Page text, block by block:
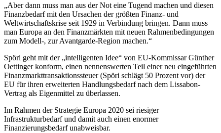
„Aber dann muss man aus der Not eine Tugend machen und diesen
Finanzbedarf mit den Ursachen der größten Finanz- und
Weltwirtschaftskrise seit 1929 in Verbindung bringen. Dann muss
man Europa an den Finanzmärkten mit neuen Rahmenbedingungen
zum Modell-, zur Avantgarde-Region machen.“
Spöri geht mit der „intelligenten Idee“ von EU-Kommissar Günther
Oettinger konform, einen nennenswerten Teil einer neu eingeführten
Finanzmarkttransaktionssteuer (Spöri schlägt 50 Prozent vor) der
EU für ihren erweiterten Handlungsbedarf nach dem Lissabon-
Vertrag als Eigenmittel zu überlassen.
Im Rahmen der Strategie Europa 2020 sei riesiger
Infrastrukturbedarf und damit auch einen enormer
Finanzierungsbedarf unabweisbar.